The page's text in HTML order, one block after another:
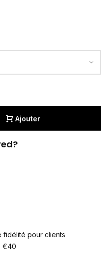
Ajouter
fidélité pour clients
€40